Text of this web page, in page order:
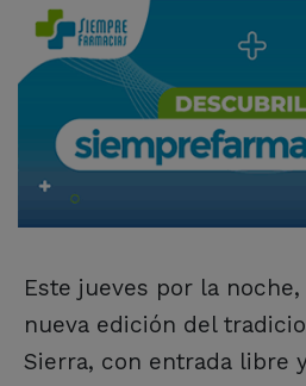
Este jueves por la
nueva edición del
Sierra, con entrada libre